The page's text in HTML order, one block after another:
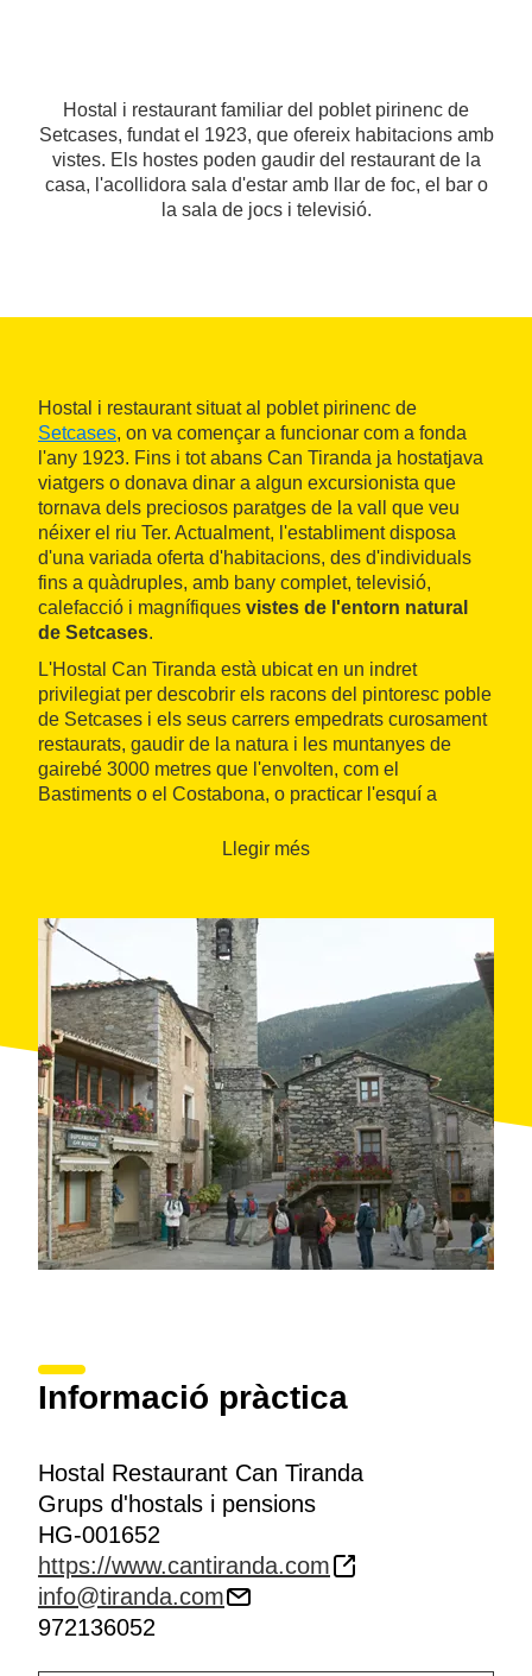
Hostal i restaurant familiar del poblet pirinenc de
Setcases, fundat el 1923, que ofereix habitacions amb
vistes. Els hostes poden gaudir del restaurant de la
casa, l'acollidora sala d'estar amb llar de foc, el bar o
la sala de jocs i televisió.
Hostal i restaurant situat al poblet pirinenc de
Setcases, on va començar a funcionar com a fonda
l'any 1923. Fins i tot abans Can Tiranda ja hostatjava
viatgers o donava dinar a algun excursionista que
tornava dels preciosos paratges de la vall que veu
néixer el riu Ter. Actualment, l'establiment disposa
d'una variada oferta d'habitacions, des d'individuals
fins a quàdruples, amb bany complet, televisió,
calefacció i magnífiques vistes de l'entorn natural
de Setcases.
L'Hostal Can Tiranda està ubicat en un indret
privilegiat per descobrir els racons del pintoresc poble
de Setcases i els seus carrers empedrats curosament
restaurats, gaudir de la natura i les muntanyes de
gairebé 3000 metres que l'envolten, com el
Bastiments o el Costabona, o practicar l'esquí a
Llegir més
Informació pràctica
Hostal Restaurant Can Tiranda
Grups d'hostals i pensions
HG-001652
https://www.cantiranda.com
info@tiranda.com
972136052